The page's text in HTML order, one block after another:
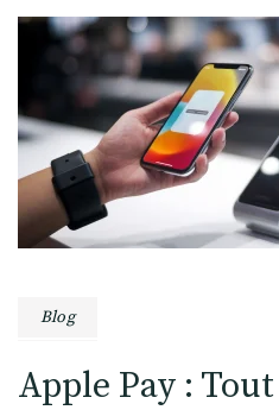
Blog
Apple Pay :